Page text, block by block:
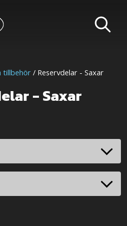
tillbehör/ Reservdelar - Saxar
- Saxar